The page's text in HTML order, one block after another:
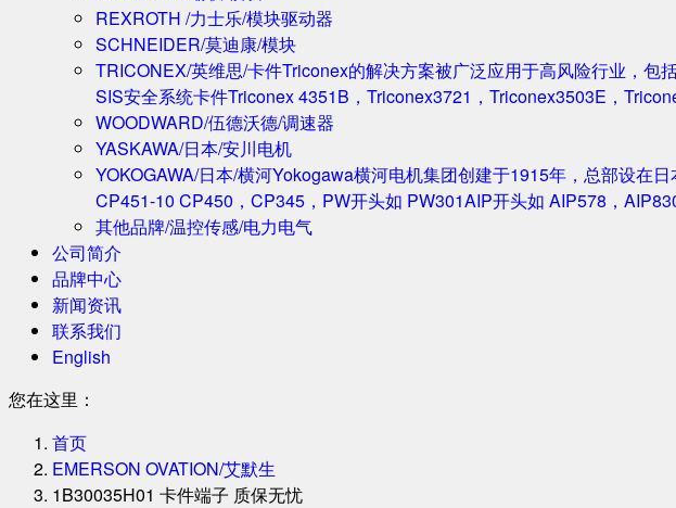
REXROTH /力士乐/模块驱动器
SCHNEIDER/莫迪康/模块
TRICONEX/英维思/卡件Triconex的解决方案被广泛应用于高风险行业，包
SIS安全系统卡件Triconex 4351B，Triconex3721，Triconex3503E，
WOODWARD/伍德沃德/调速器
YASKAWA/日本/安川电机
YOKOGAWA/日本/横河Yokogawa横河电机集团创建于1915年，总部设在
CP451-10 CP450，CP345，PW开头如 PW301AIP开头如 AIP578，
其他品牌/温控传感/电力电气
公司简介
品牌中心
新闻资讯
联系我们
English
您在这里：
首页
EMERSON OVATION/艾默生
1B30035H01 卡件端子 质保无忧